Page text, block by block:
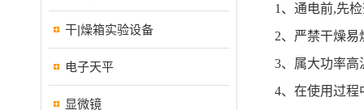
干|燥箱实验设备
电子天平
显微镜
1、通电前,先
2、严禁干燥
3、属大功率高
4、在使用过程